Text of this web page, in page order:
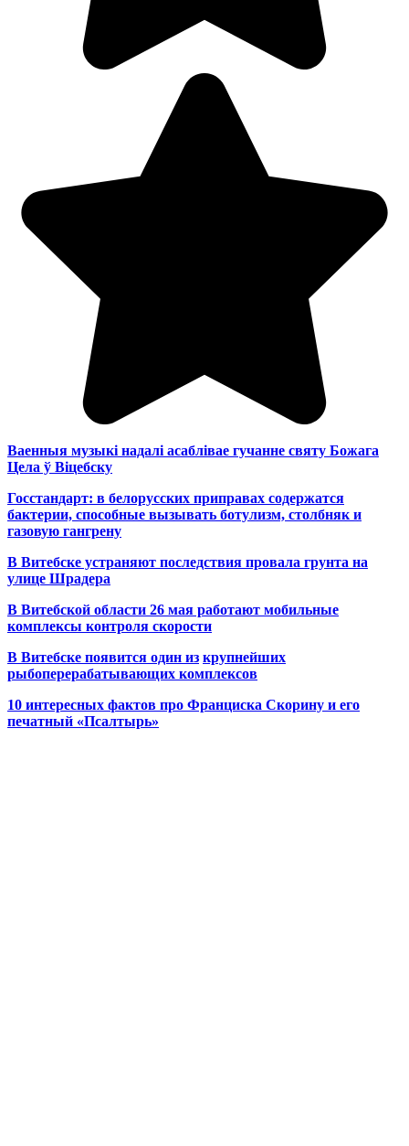
Ваенныя музыкі надалі асаблівае гучанне святу Божага
Цела ў Віцебску
Госстандарт: в белорусских приправах содержатся
бактерии, способные вызывать ботулизм, столбняк и
газовую гангрену
В Витебске устраняют последствия провала грунта на
улице Шрадера
В Витебской области 26 мая работают мобильные
комплексы контроля скорости
В Витебске появится один из крупнейших
рыбоперерабатывающих комплексов
10 интересных фактов про Франциска Скорину и его
печатный «Псалтырь»